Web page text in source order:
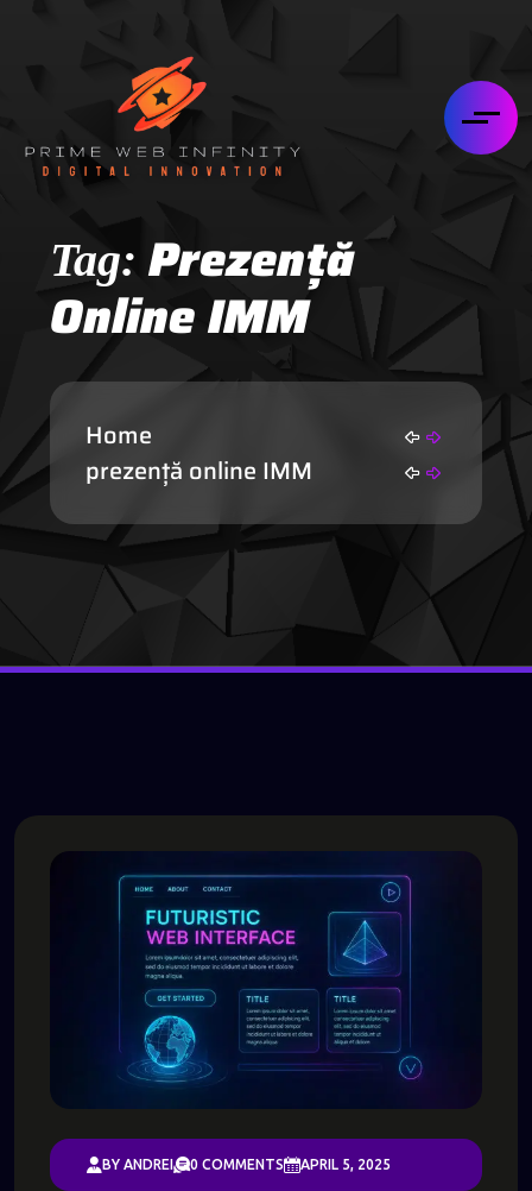
Tag: Prezență
Online IMM
Home
prezență online IMM
BY ANDREI 0 COMMENTS APRIL 5, 2025